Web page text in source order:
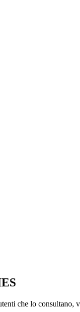
che lo consultano,